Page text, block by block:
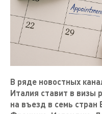
В ряде новостных
Италия ставит в визы
на въезд в семь